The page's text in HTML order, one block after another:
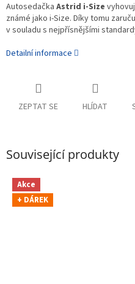
Autosedačka Astrid i-Size
známé jako i-Size. Díky tomu
v souladu s nejpřísnějšími
Detailní informace
ZEPTAT SE HLÍDAT
Související produkty
Akce
+ DÁREK